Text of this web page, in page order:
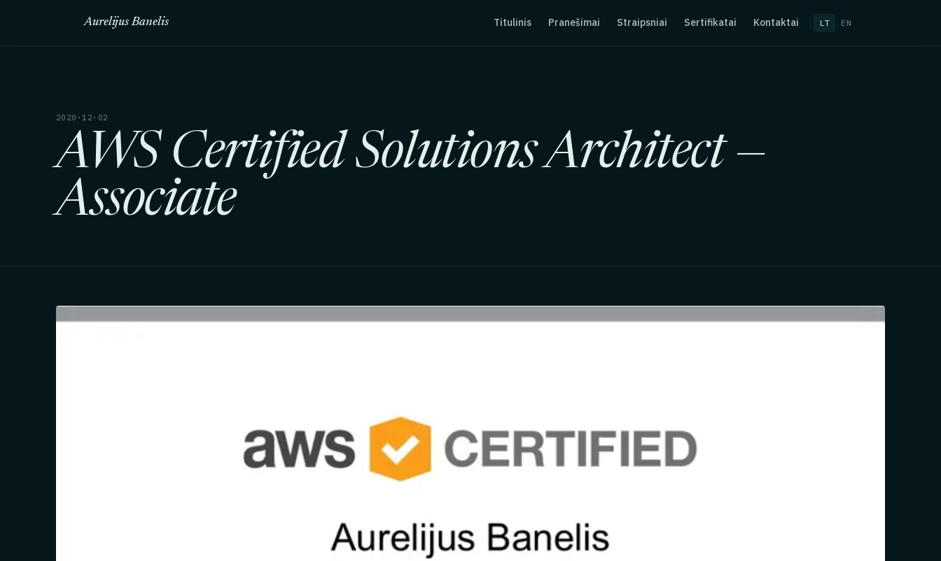
Aurelijus Banelis Titulinis Pranešimai Straipsniai Sertifikatai Kontaktai LT EN
2020·12·02
AWS Certified Solutions Architect —
Associate